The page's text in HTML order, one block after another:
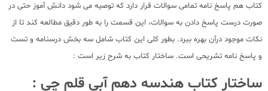
کتاب هم پاسخ نامه تمامی سوالات قرار دارد که توصیه می شود دانش آموز حتی در
صورت درست پاسخ دادن به سوالات، این قسمت را به طور دقیق مطالعه کند تا از
نکات موجود درآن بهره ببرد. بطور کلی این کتاب شامل سه بخش درسنامه و تست
و پاسخ نامه تشریحی است. ساختار کتاب به شرح زیر است :
ساختار کتاب هندسه دهم آبی قلم چی :